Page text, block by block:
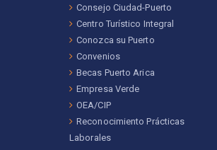
Consejo Ciudad-Puerto
Centro Turístico Integral
Conozca su Puerto
Convenios
Becas Puerto Arica
Empresa Verde
OEA/CIP
Reconocimiento Prácticas
Laborales